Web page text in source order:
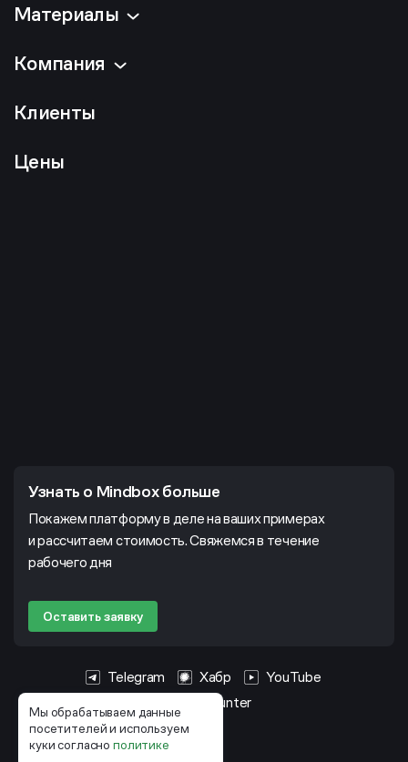
Мы обрабатываем данные
посетителей и используем
куки согласнополитике
Материалы
Компания
Клиенты
Цены
Узнать о Mindbox больше
Покажем платформу в деле на ваших примерах
и рассчитаем стоимость. Свяжемся в течение
рабочего дня
Оставить заявку
Telegram Хабр
YouTube
HeadHunter